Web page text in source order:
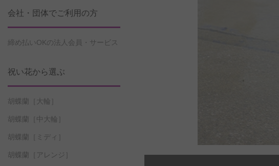
会社・団体でご利用の方
締め払いOKの法人会員・サービス
祝い花から選ぶ
胡蝶蘭［大輪］
胡蝶蘭［中大輪］
胡蝶蘭［ミディ］
胡蝶蘭［アレンジ］